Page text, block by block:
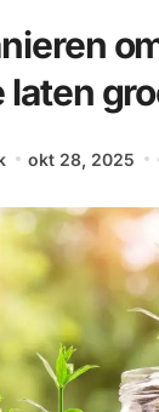
okt 28, 2025